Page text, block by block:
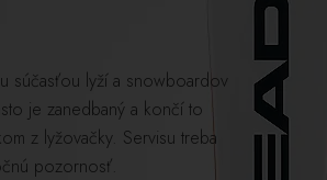
súčasťou lyží a snowboardov
je zanedbaný a končí to
z lyžovačky. Servisu treba
pozornosť.